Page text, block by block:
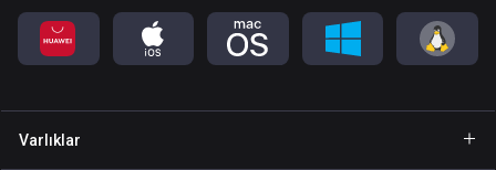
Varlıklar